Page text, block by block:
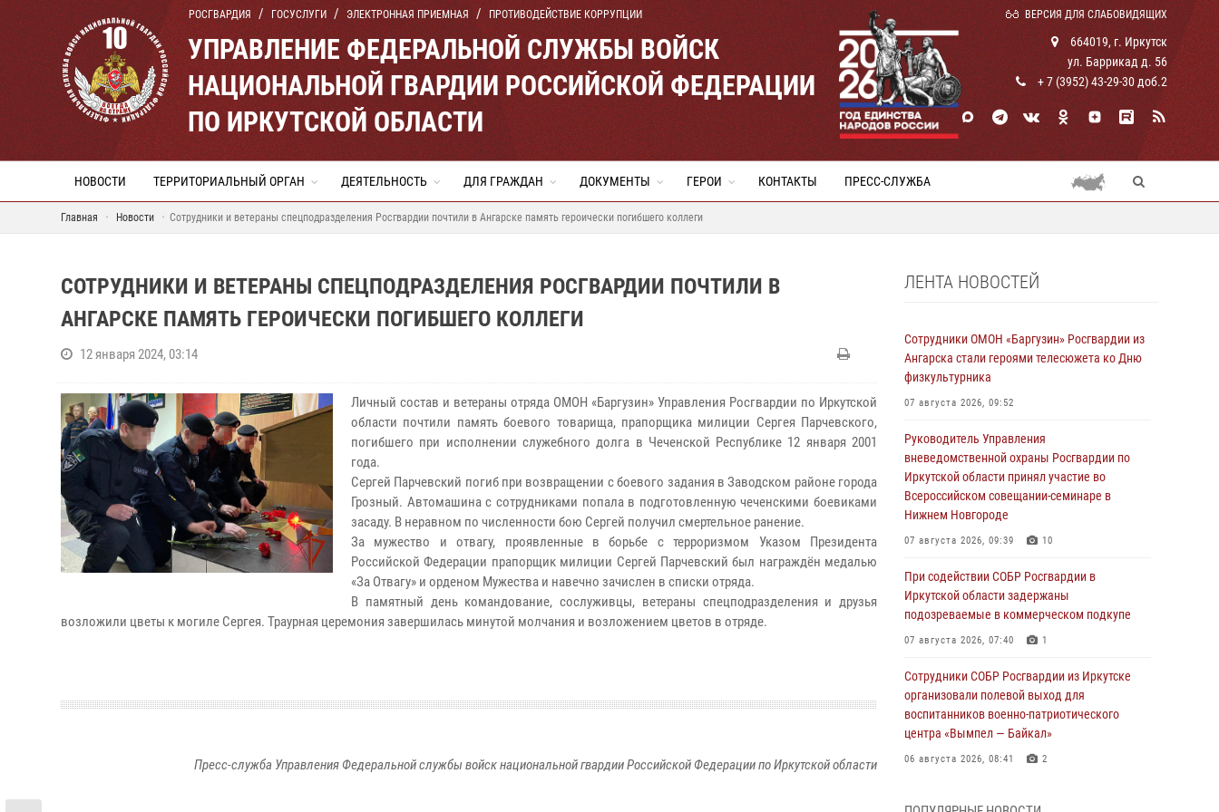
РОСГВАРДИЯ ГОСУСЛУГИ ЭЛЕКТРОННАЯ ПРИЕМНАЯ ПРОТИВОДЕЙСТВИЕ КОРРУПЦИИ ВЕРСИЯ ДЛЯ СЛАБОВИДЯЩИХ
УПРАВЛЕНИЕ ФЕДЕРАЛЬНОЙ СЛУЖБЫ ВОЙСК
НАЦИОНАЛЬНОЙ ГВАРДИИ РОССИЙСКОЙ ФЕДЕРАЦИИ
ПО ИРКУТСКОЙ ОБЛАСТИ
664019, г. Иркутск
ул. Баррикад д. 56
+ 7 (3952) 43-29-30 доб.2
НОВОСТИ ТЕРРИТОРИАЛЬНЫЙ ОРГАН ДЕЯТЕЛЬНОСТЬ ДЛЯ ГРАЖДАН ДОКУМЕНТЫ ГЕРОИ КОНТАКТЫ ПРЕСС-СЛУЖБА
Главная Новости Сотрудники и ветераны спецподразделения Росгвардии почтили в Ангарске память героически погибшего коллеги
СОТРУДНИКИ И ВЕТЕРАНЫ СПЕЦПОДРАЗДЕЛЕНИЯ РОСГВАРДИИ ПОЧТИЛИ В
АНГАРСКЕ ПАМЯТЬ ГЕРОИЧЕСКИ ПОГИБШЕГО КОЛЛЕГИ
12 января 2024, 03:14
Личный состав и ветераны отряда ОМОН «Баргузин» Управления Росгвардии по Иркутской
области почтили память боевого товарища, прапорщика милиции Сергея Парчевского,
погибшего при исполнении служебного долга в Чеченской Республике 12 января 2001
года.
Сергей Парчевский погиб при возвращении с боевого задания в Заводском районе города
Грозный. Автомашина с сотрудниками попала в подготовленную чеченскими боевиками
засаду. В неравном по численности бою Сергей получил смертельное ранение.
За мужество и отвагу, проявленные в борьбе с терроризмом Указом Президента
Российской Федерации прапорщик милиции Сергей Парчевский был награждён медалью
«За Отвагу» и орденом Мужества и навечно зачислен в списки отряда.
В памятный день командование, сослуживцы, ветераны спецподразделения и друзья
возложили цветы к могиле Сергея. Траурная церемония завершилась минутой молчания и возложением цветов в отряде.
Пресс-служба Управления Федеральной службы войск национальной гвардии Российской Федерации по Иркутской области
ЛЕНТА НОВОСТЕЙ
Сотрудники ОМОН «Баргузин» Росгвардии из
Ангарска стали героями телесюжета ко Дню
физкультурника
07 августа 2026, 09:52
Руководитель Управления
вневедомственной охраны Росгвардии по
Иркутской области принял участие во
Всероссийском совещании-семинаре в
Нижнем Новгороде
07 августа 2026, 09:39 10
При содействии СОБР Росгвардии в
Иркутской области задержаны
подозреваемые в коммерческом подкупе
07 августа 2026, 07:40 1
Сотрудники СОБР Росгвардии из Иркутске
организовали полевой выход для
воспитанников военно-патриотического
центра «Вымпел — Байкал»
06 августа 2026, 08:41 2